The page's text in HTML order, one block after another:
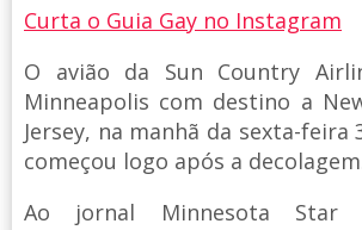
Curta o Guia Gay no Instagram
O avião da Sun Country
Minneapolis com destino a
Jersey, na manhã da sexta-feira
começou logo após a
Ao jornal Minnesota Star